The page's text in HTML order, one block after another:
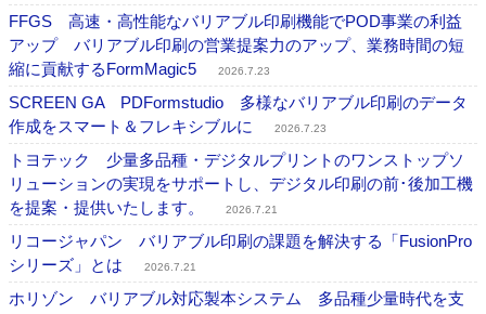
FFGS 高速・高性能なバリアブル印刷機能でPOD事業の利益
アップ バリアブル印刷の営業提案力のアップ、業務時間の短
縮に貢献するFormMagic5
2026.7.23
SCREEN GA PDFormstudio 多様なバリアブル印刷のデータ
作成をスマート＆フレキシブルに
2026.7.23
トヨテック 少量多品種・デジタルプリントのワンストップソ
リューションの実現をサポートし、デジタル印刷の前･後加工機
を提案・提供いたします。
2026.7.21
リコージャパン バリアブル印刷の課題を解決する「FusionPro
シリーズ」とは
2026.7.21
ホリゾン バリアブル対応製本システム 多品種少量時代を支